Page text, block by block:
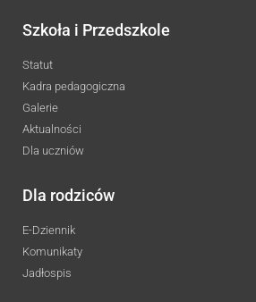
Szkoła i Przedszkole
Statut
Kadra pedagogiczna
Galerie
Aktualności
Dla uczniów
Dla rodziców
E-Dziennik
Komunikaty
Jadłospis